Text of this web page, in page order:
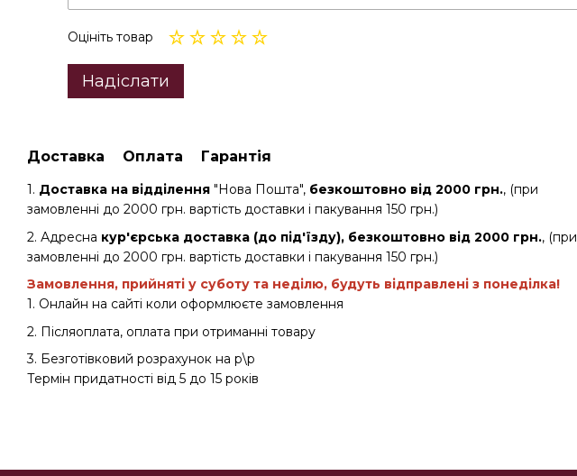
Оцініть товар
Надіслати
Доставка Оплата Гарантія
1. Доставка на відділення "Нова Пошта", безкоштовно від 2000 грн., (при
замовленні до 2000 грн. вартість доставки і пакування 150 грн.)
2. Адресна кур'єрська доставка (до під'їзду), безкоштовно від 2000 грн., (при
замовленні до 2000 грн. вартість доставки і пакування 150 грн.)
Замовлення, прийняті у суботу та неділю, будуть відправлені з понеділка!
1. Онлайн на сайті коли оформлюєте замовлення
2. Післяоплата, оплата при отриманні товару
3. Безготівковий розрахунок на р\р
Термін придатності від 5 до 15 років